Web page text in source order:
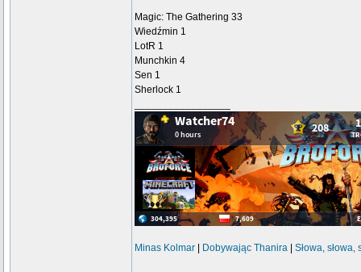
Magic: The Gathering 33
Wiedźmin 1
LotR 1
Munchkin 4
Sen 1
Sherlock 1
Minas Kolmar Dobywając Thanira Słowa, słowa,